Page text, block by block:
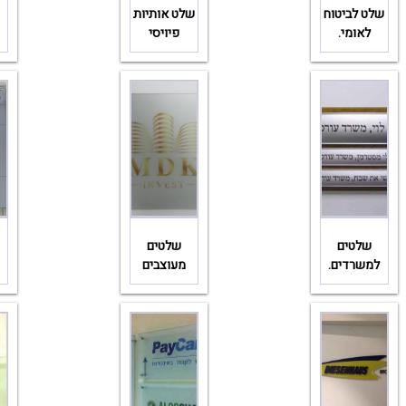
שלט לביטוח
לאומי.
שלט אותיות
פיויסי
שלטים
למשרדים.
שלטים
מעוצבים